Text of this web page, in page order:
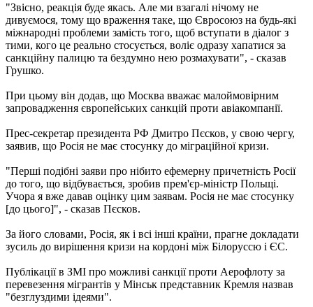
"Звісно, реакція буде якась. Але ми взагалі нічому не
дивуємося, тому що враження таке, що Євросоюз на будь-які
міжнародні проблеми замість того, щоб вступати в діалог з
тими, кого це реально стосується, воліє одразу хапатися за
санкційну палицю та бездумно нею розмахувати", - сказав
Грушко.
При цьому він додав, що Москва вважає малоймовірним
запровадження європейських санкцій проти авіакомпанії.
Прес-секретар президента РФ Дмитро Пєсков, у свою чергу,
заявив, що Росія не має стосунку до міграційної кризи.
"Перші подібні заяви про нібито ефемерну причетність Росії
до того, що відбувається, зробив прем'єр-міністр Польщі.
Учора я вже давав оцінку цим заявам. Росія не має стосунку
[до цього]", - сказав Пєсков.
За його словами, Росія, як і всі інші країни, прагне докладати
зусиль до вирішення кризи на кордоні між Білоруссю і ЄС.
Публікації в ЗМІ про можливі санкції проти Аерофлоту за
перевезення мігрантів у Мінськ представник Кремля назвав
"безглуздими ідеями".